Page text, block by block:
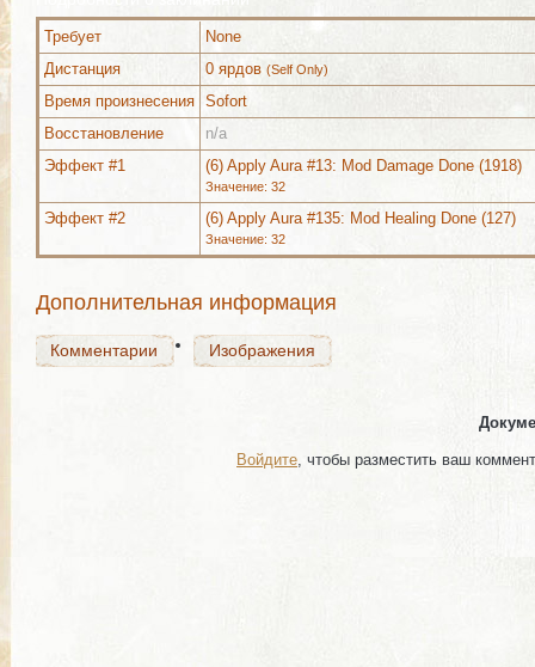
Требует
None
Дистанция
0 ярдов (Self Only)
Время произнесения Sofort
Восстановление
n/a
Эффект #1
(6) Apply Aura #13: Mod Damage Done (1918)
Значение: 32
Эффект #2 (6) Apply Aura #135: Mod Healing Done (127)
Значение: 32
Дополнительная информация
Комментарии Изображения
Комментарии Изображения
Комментарии Изображения
Войдите , чтобы разместить ваш